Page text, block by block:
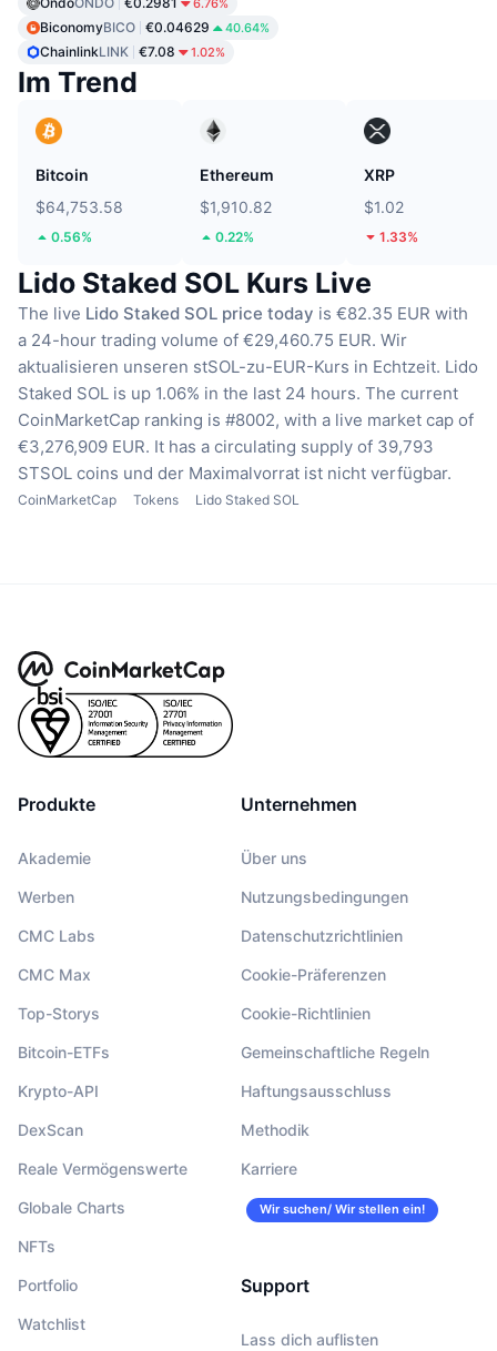
6.76%
BiconomyBICO €0.04629 40.64%
ChainlinkLINK €7.08 1.02%
Im Trend
Bitcoin
$64,753.58
0.56%
Ethereum
$1,910.82
0.22%
XRP
$1.02
1.33%
Lido Staked SOL Kurs Live
The live Lido Staked SOL price today is €82.35 EUR with
a 24-hour trading volume of €29,460.75 EUR. Wir
aktualisieren unseren stSOL-zu-EUR-Kurs in Echtzeit. Lido
Staked SOL is up 1.06% in the last 24 hours. The current
CoinMarketCap ranking is #8002, with a live market cap of
€3,276,909 EUR. It has a circulating supply of 39,793
STSOL coins und der Maximalvorrat ist nicht verfügbar.
CoinMarketCap Tokens Lido Staked SOL
Produkte
Akademie
Werben
CMC Labs
CMC Max
Top-Storys
Bitcoin-ETFs
Krypto-API
DexScan
Reale Vermögenswerte
Globale Charts
NFTs
Portfolio
Watchlist
Unternehmen
Über uns
Nutzungsbedingungen
Datenschutzrichtlinien
Cookie-Präferenzen
Cookie-Richtlinien
Gemeinschaftliche Regeln
Haftungsausschluss
Methodik
Karriere
Wir suchen/ Wir stellen ein!
Support
Lass dich auflisten